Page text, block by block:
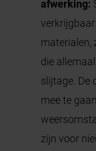
afwerking:
materialen,
die
slijtage. De
mee te
zijn voor